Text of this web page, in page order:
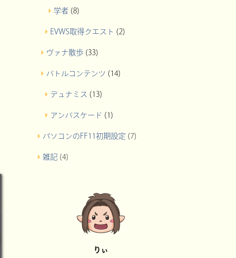
学者 (8)
EVWS取得クエスト (2)
ヴァナ散歩 (33)
バトルコンテンツ (14)
デュナミス (13)
アンバスケード (1)
パソコンのFF11初期設定 (7)
雑記(4)
りぃ